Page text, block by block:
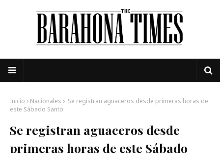
Inicio Nacionales
Se registran aguaceros desde primeras horas de
este Sábado Santo
Se registran aguaceros desde
primeras horas de este Sábado